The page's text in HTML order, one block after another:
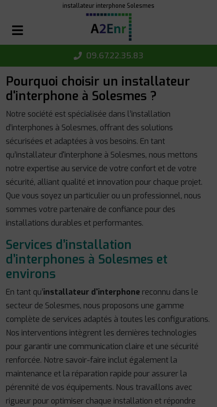
installateur interphone Solesmes
09.67.22.35.83
Pourquoi choisir un installateur
d'interphone à Solesmes ?
Notre société est spécialisée dans l’installation
d’interphones à Solesmes, offrant des solutions
sécurisées et adaptées à vos besoins. En tant
qu’installateur d'interphone à Solesmes, nous mettons
notre expertise au service de votre confort et de votre
sécurité, alliant qualité et innovation pour chaque projet.
Que vous soyez un particulier ou un professionnel, nous
sommes votre partenaire de confiance pour des
installations durables et performantes.
Services d’installation
d’interphones à Solesmes et
environs
En tant qu’installateur d'interphone reconnu dans le
secteur de Solesmes, nous proposons une gamme
complète de services adaptés à toutes les configurations.
Nos interventions intègrent les dernières technologies
pour garantir une communication claire et une sécurité
renforcée. Notre savoir-faire inclut également la
maintenance et la réparation rapide pour assurer la
pérennité de vos équipements. Nous travaillons avec
rigueur pour optimiser chaque installation et répondre
Panneau de gestion des cookies